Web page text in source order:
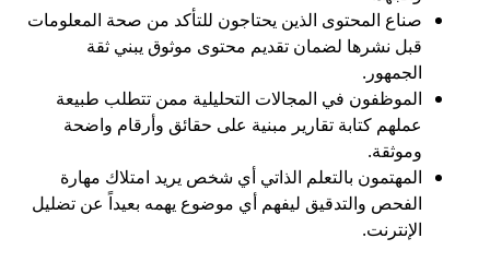
صناع المحتوى الذين يحتاجون للتأكد من صحة المعلومات
قبل نشرها لضمان تقديم محتوى موثوق يبني ثقة
الجمهور.
الموظفون في المجالات التحليلية ممن تتطلب طبيعة
عملهم كتابة تقارير مبنية على حقائق وأرقام واضحة
وموثقة.
المهتمون بالتعلم الذاتي أي شخص يريد امتلاك مهارة
الفحص والتدقيق ليفهم أي موضوع يهمه بعيداً عن تضليل
الإنترنت.